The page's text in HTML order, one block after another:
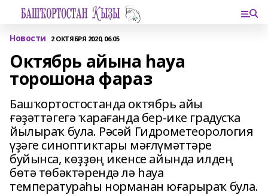
Новости 2 ОКТЯБРЯ 2020, 06:05
Октябрь айына һауа
торошона фараз
Башҡортостостанда октябрь айы
ғәҙәттәгегә ҡарағанда бер-ике градусҡа
йылыраҡ була. Рәсәй Гидрометеорология
үҙәге синоптиктары мәғлүмәттәре
буйынса, көҙҙөң икенсе айында илдең
бөтә төбәктәрендә лә һауа
температураһы норманан юғарыраҡ була.